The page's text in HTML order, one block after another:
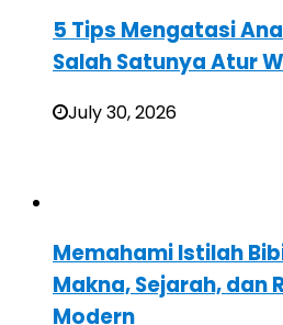
5 Tips Mengatasi
Salah Satunya Atur
July 30, 2026
Memahami Istilah
Makna, Sejarah, dan
Modern